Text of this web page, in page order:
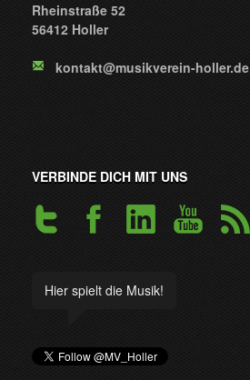
Rheinstraße 52
56412 Holler
kontakt@musikverein-holler.de
VERBINDE DICH MIT UNS
Hier spielt die Musik!